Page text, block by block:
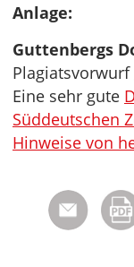
Anlage:
Guttenbergs
Eine sehr gute
Süddeutschen
Hinweise von